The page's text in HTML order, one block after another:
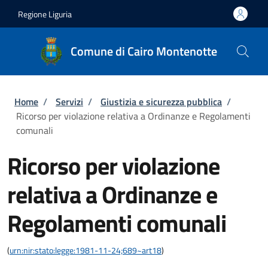
Regione Liguria
Comune di Cairo Montenotte
Briciole di pane
Home / Servizi / Giustizia e sicurezza pubblica /
Ricorso per violazione relativa a Ordinanze e Regolamenti
comunali
Ricorso per violazione
relativa a Ordinanze e
Regolamenti comunali
(urn:nir:stato:legge:1981-11-24;689~art18)